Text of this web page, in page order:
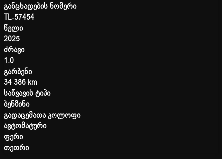
განცხადების ნომერი
TL-57454
წელი
2025
ძრავი
1.0
გარბენი
34 386 km
საწვავის ტიპი
ბენზინი
გადაცემათა კოლოფი
ავტომატური
ფერი
თეთრი